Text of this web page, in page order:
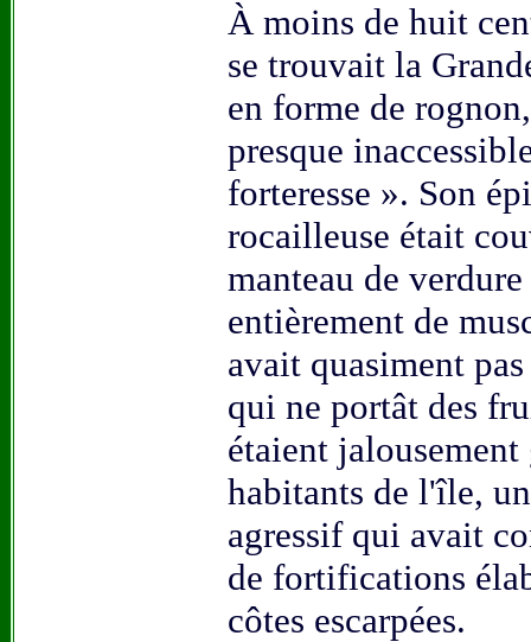
À moins de huit
se trouvait la
en forme de
presque
forteresse ». Son
rocailleuse était
manteau de
entièrement de
avait quasiment
qui ne portât des
étaient jalousement
habitants de l'île,
agressif qui avait
de fortifications
côtes escarpées.